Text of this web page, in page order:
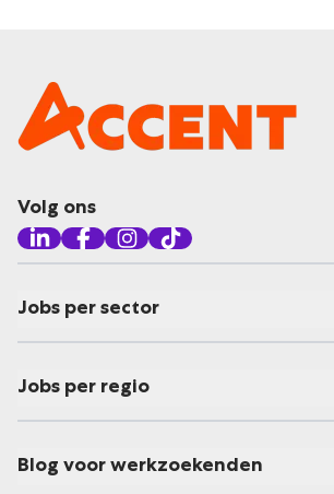
Volg ons
Jobs per sector
Jobs per regio
Blog voor werkzoekenden